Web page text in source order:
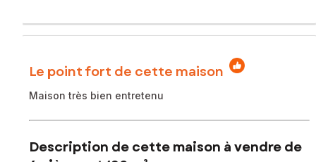
Le point fort de cette maison
Maison très bien entretenu
Description de cette maison à vendre de